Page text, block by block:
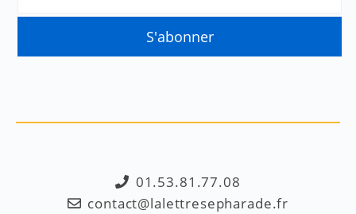
01.53.81.77.08
contact@lalettresepharade.fr